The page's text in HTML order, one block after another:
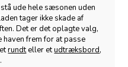
ude hele sæsonen uden
tager ikke skade af
Det er det oplagte valg,
frem for at passe
rundteller etudtræksbord,